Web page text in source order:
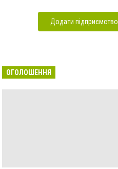
Додати підприємство
ОГОЛОШЕННЯ